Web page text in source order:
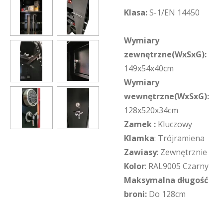
Klasa:S-1/EN 14450
Wymiary
zewnętrzne(WxSxG):
149x54x40cm
Wymiary
wewnętrzne(WxSxG):
128x520x34cm
Zamek : Kluczowy
Klamka: Trójramiena
Zawiasy: Zewnętrznie
Kolor: RAL9005 Czarny
Maksymalna długość
broni: Do 128cm